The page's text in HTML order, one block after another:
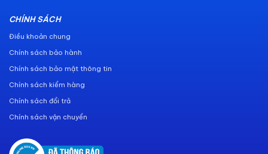
CHÍNH SÁCH
Điều khoản chung
Chính sách bảo hành
Chính sách bảo mật thông tin
Chính sách kiểm hàng
Chính sách đổi trả
Chính sách vận chuyển